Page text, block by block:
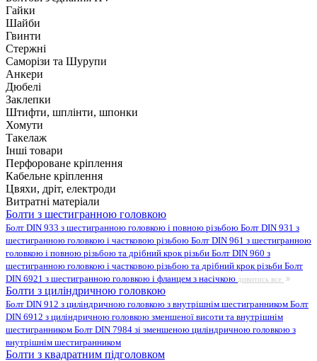
Гайки
Шайби
Гвинти
Стержні
Саморізи та Шурупи
Анкери
Дюбелі
Заклепки
Штифти, шплінти, шпонки
Хомути
Такелаж
Інші товари
Перфороване кріплення
Кабельне кріплення
Цвяхи, дріт, електроди
Витратні матеріали
Болти з шестигранною головкою
Болт DIN 933 з шестигранною головкою і повною різьбою Болт DIN 931 з
шестигранною головкою і частковою різьбою Болт DIN 961 з шестигранною
головкою і повною різьбою та дрібний крок різьби Болт DIN 960 з
шестигранною головкою і частковою різьбою та дрібний крок різьби Болт
DIN 6921 з шестигранною головкою і фланцем з насічкою дивитись все
Болти з циліндричною головкою
Болт DIN 912 з циліндричною головкою з внутрішнім шестигранником Болт
DIN 6912 з циліндричною головкою зменшеної висоти та внутрішнім
шестигранником Болт DIN 7984 зі зменшеною циліндричною головкою з
внутрішнім шестигранником
Болти з квадратним підголовком